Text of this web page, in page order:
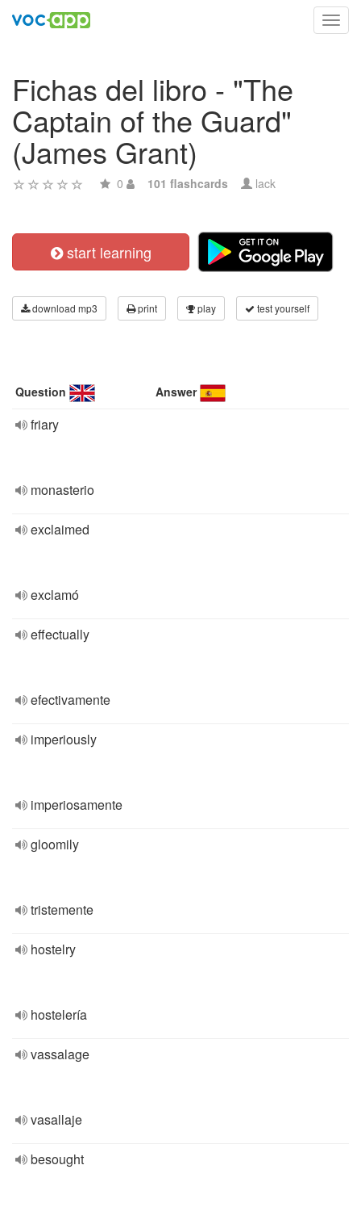
Fichas del libro - "The
Captain of the Guard"
(James Grant)
0 101 flashcards lack
start learning
download mp3 print play test yourself
Question Answer
friary
monasterio
exclaimed
exclamó
effectually
efectivamente
imperiously
imperiosamente
gloomily
tristemente
hostelry
hostelería
vassalage
vasallaje
besought